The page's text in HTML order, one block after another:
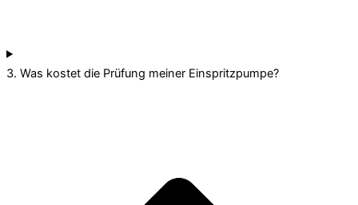
3. Was kostet die Prüfung meiner Einspritzpumpe?